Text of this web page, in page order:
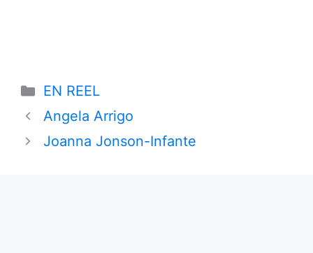
Categories
EN REEL
Angela Arrigo
Joanna Jonson-Infante